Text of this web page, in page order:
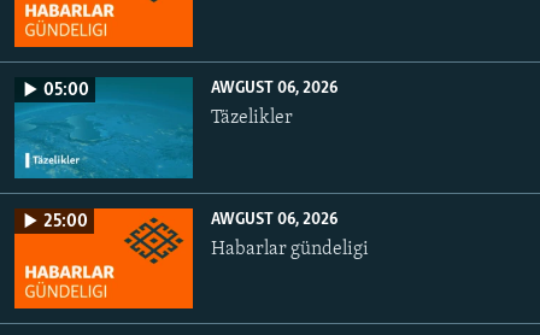
05:00 AWGUST 06, 2026
Täzelikler
25:00 AWGUST 06, 2026
Habarlar gündeligi